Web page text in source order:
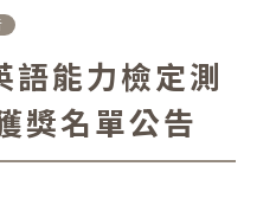
能力檢定測
獎名單公告